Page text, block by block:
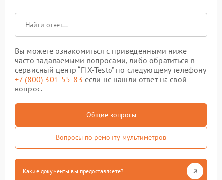
Вы можете ознакомиться с приведенными ниже
часто задаваемыми вопросами, либо обратиться в
сервисный центр “FIX-Testo” по следующему телефону
+7 (800) 301-55-83 если не нашли ответ на свой
вопрос.
Общие вопросы
Вопросы по ремонту мультиметров
Какие документы вы предоставляете?